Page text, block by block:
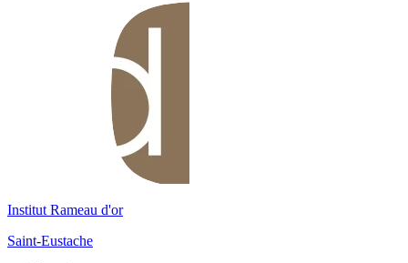
Institut Rameau d'or
Saint-Eustache